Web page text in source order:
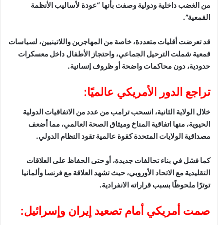
من الغضب داخلية ودولية وصفت بأنها “عودة لأساليب الأنظمة
القمعية”.
قد تعرضت أقليات متعددة، خاصة من المهاجرين واللاتينيين، لسياسات
قمعية شملت الترحيل الجماعي، واحتجاز الأطفال داخل معسكرات
حدودية، دون محاكمات واضحة أو ظروف إنسانية.
تراجع الدور الأمريكي عالميًا:
خلال الولاية الثانية، انسحب ترامب من عدد من الاتفاقيات الدولية
الحيوية، منها اتفاقية المناخ وميثاق الصحة العالمي، مما أضعف
مصداقية الولايات المتحدة كقوة عالمية تقود النظام الدولي.
كما فشل في بناء تحالفات جديدة، أو حتى الحفاظ على العلاقات
التقليدية مع الاتحاد الأوروبي، حيث تشهد العلاقة مع فرنسا وألمانيا
توترًا ملحوظًا بسبب قراراته الانفرادية.
صمت أمريكي أمام تصعيد إيران وإسرائيل: